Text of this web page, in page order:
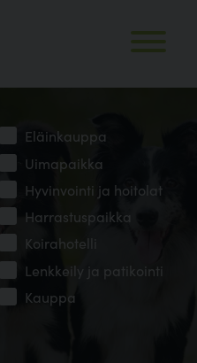
Eläinkauppa
Uimapaikka
Hyvinvointi ja hoitolat
Harrastuspaikka
Koirahotelli
Lenkkeily ja patikointi
Kauppa